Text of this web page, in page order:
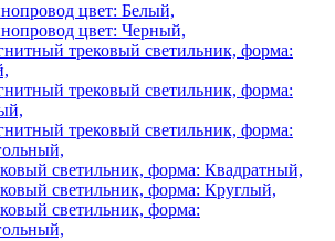
цвет: Белый,
цвет: Черный,
трековый светильник, форма:
трековый светильник, форма:
трековый светильник, форма:
светильник, форма: Квадратный,
светильник, форма: Круглый,
светильник, форма: